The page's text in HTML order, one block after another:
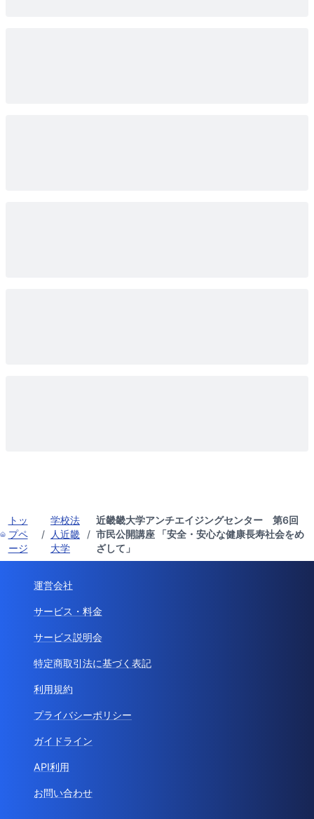
トッ
プペ
ージ
/
学校法
人近畿
大学
/
近畿畿大学アンチエイジングセンター 第6回
市民公開講座 「安全・安心な健康長寿社会をめ
ざして」
運営会社
サービス・料金
サービス説明会
特定商取引法に基づく表記
利用規約
プライバシーポリシー
ガイドライン
API利用
お問い合わせ